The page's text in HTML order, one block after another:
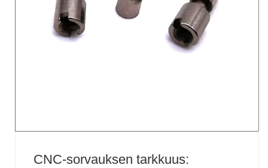
CNC-sorvauksen tarkkuus: